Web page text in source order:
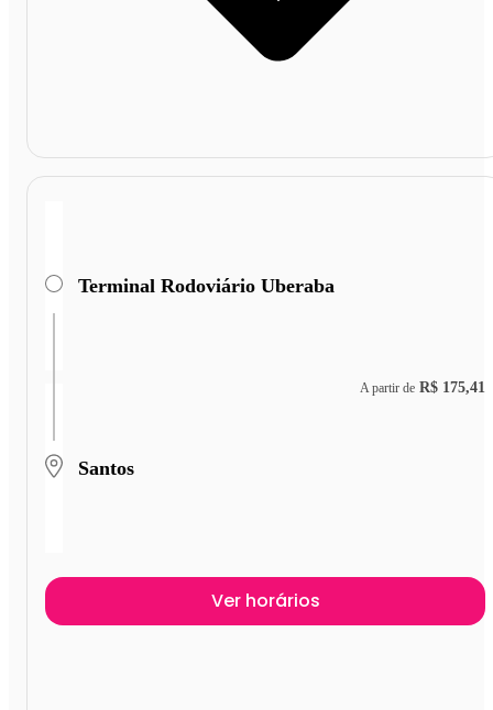
Terminal Rodoviário Uberaba
Santos
A partir de R$ 175,41
Ver horários